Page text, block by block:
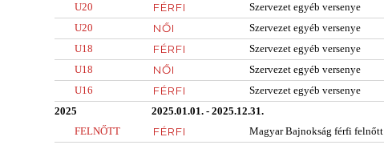
U20
FÉRFI Szervezet egyéb versenye
U20
NŐI Szervezet egyéb versenye
U18
FÉRFI Szervezet egyéb versenye
U18
NŐI Szervezet egyéb versenye
U16
FÉRFI Szervezet egyéb versenye
2025
2025.01.01. - 2025.12.31.
FELNŐTT
FÉRFI Magyar Bajnokság férfi felnőtt